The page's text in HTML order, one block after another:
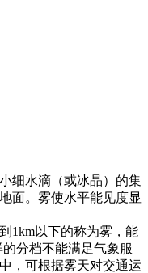
细水滴（或冰晶）的集
面。雾使水平能见度显
1km以下的称为雾，能
分档不能满足气象服
，可根据雾天对交通运